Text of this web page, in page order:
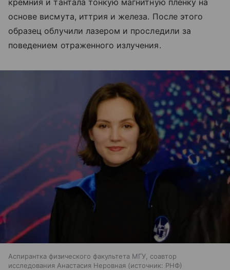
кремния и тантала тонкую магнитную пленку на
основе висмута, иттрия и железа. После этого
образец облучили лазером и проследили за
поведением отраженного излучения.
Аспирантка физического факультета МГУ, соавтор
исследования Анастасия Неровная
источник: РНФ